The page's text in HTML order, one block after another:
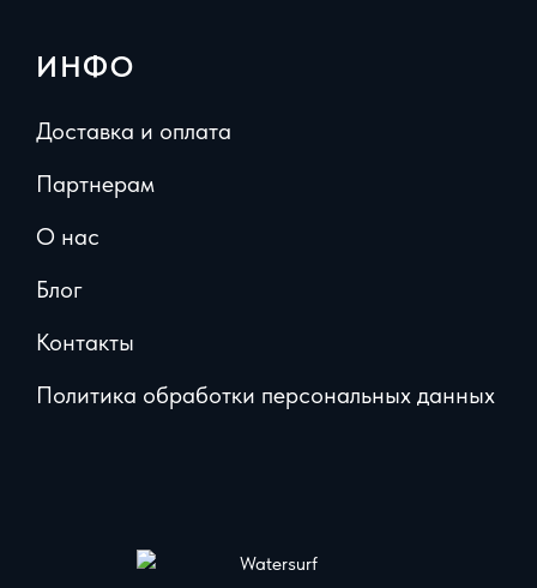
ИНФО
Доставка и оплата
Партнерам
О нас
Блог
Контакты
Политика обработки персональных данных